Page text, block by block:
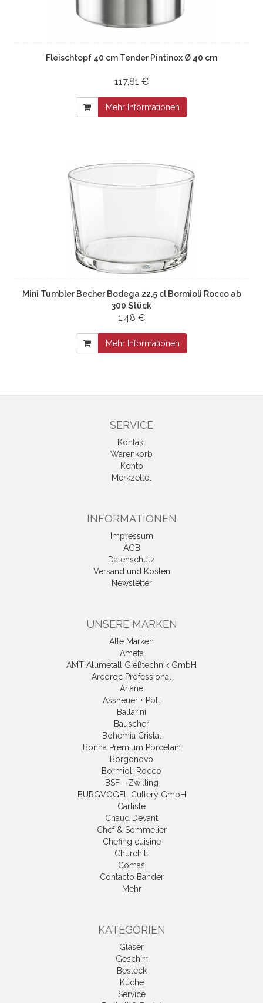
Fleischtopf 40 cm Tender Pintinox Ø 40 cm
117,81 €
Mehr Informationen
Mini Tumbler Becher Bodega 22,5 cl Bormioli Rocco ab
300 Stück
1,48 €
Mehr Informationen
SERVICE
Kontakt
Warenkorb
Konto
Merkzettel
INFORMATIONEN
Impressum
AGB
Datenschutz
Versand und Kosten
Newsletter
UNSERE MARKEN
Alle Marken
Amefa
AMT Alumetall Gießtechnik GmbH
Arcoroc Professional
Ariane
Assheuer + Pott
Ballarini
Bauscher
Bohemia Cristal
Bonna Premium Porcelain
Borgonovo
Bormioli Rocco
BSF - Zwilling
BURGVOGEL Cutlery GmbH
Carlisle
Chaud Devant
Chef & Sommelier
Chefing cuisine
Churchill
Comas
Contacto Bander
Mehr
KATEGORIEN
Gläser
Geschirr
Besteck
Küche
Service